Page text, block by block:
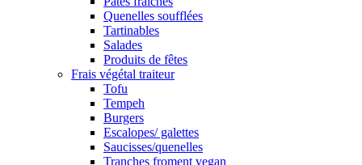
Quenelles soufflées
Tartinables
Salades
Produits de fêtes
Frais végétal traiteur
Tofu
Tempeh
Burgers
Escalopes/ galettes
Saucisses/quenelles
Tranches froment vegan